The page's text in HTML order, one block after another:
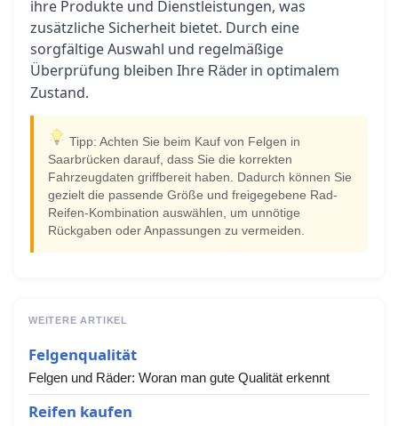
ihre Produkte und Dienstleistungen, was
zusätzliche Sicherheit bietet. Durch eine
sorgfältige Auswahl und regelmäßige
Überprüfung bleiben Ihre Räder in optimalem
Zustand.
Tipp: Achten Sie beim Kauf von Felgen in
Saarbrücken darauf, dass Sie die korrekten
Fahrzeugdaten griffbereit haben. Dadurch können Sie
gezielt die passende Größe und freigegebene Rad-
Reifen-Kombination auswählen, um unnötige
Rückgaben oder Anpassungen zu vermeiden.
WEITERE ARTIKEL
Felgenqualität
Felgen und Räder: Woran man gute Qualität erkennt
Reifen kaufen